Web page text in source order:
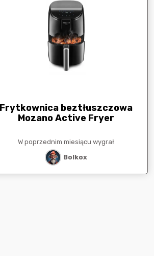
Frytkownica beztłuszczowa
Mozano Active Fryer
W poprzednim miesiącu wygrał
Bolkox